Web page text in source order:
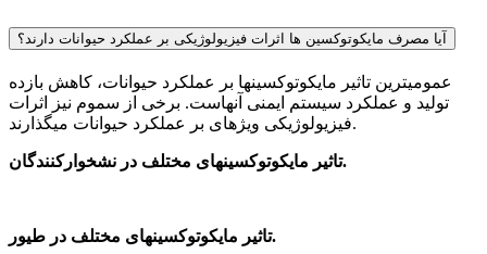
آیا مصرف مایکوتوکسین ها اثرات فیزیولوژیکی بر عملکرد حیوانات دارند؟
عمومی­ترین تاثیر مایکوتوکسین­ها بر عملکرد حیوانات، کاهش بازده
تولید و عملکرد سیستم ایمنی آن­هاست. برخی از سموم نیز اثرات
فیزیولوژیکی ویژه­ای بر عملکرد حیوانات می­گذارند.
تاثیر مایکوتوکسین­های مختلف در نشخوارکنندگان.
تاثیر مایکوتوکسین­های مختلف در طیور.